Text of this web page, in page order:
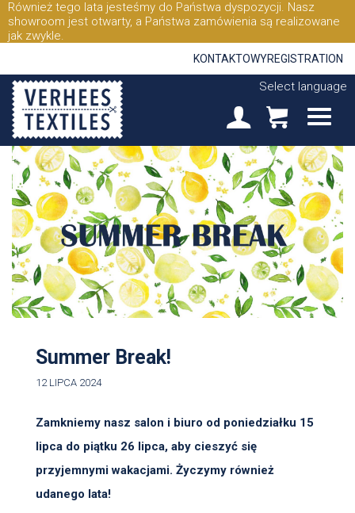
Również tego lata jesteśmy do Państwa dyspozycji. Nasz
showroom jest otwarty, a Państwa zamówienia są realizowane
jak zwykle.
KONTAKTOWYREGISTRATION
Select language
Summer Break!
12 LIPCA 2024
Zamkniemy nasz salon i biuro od poniedziałku 15
lipca do piątku 26 lipca, aby cieszyć się
przyjemnymi wakacjami. Życzymy również
udanego lata!